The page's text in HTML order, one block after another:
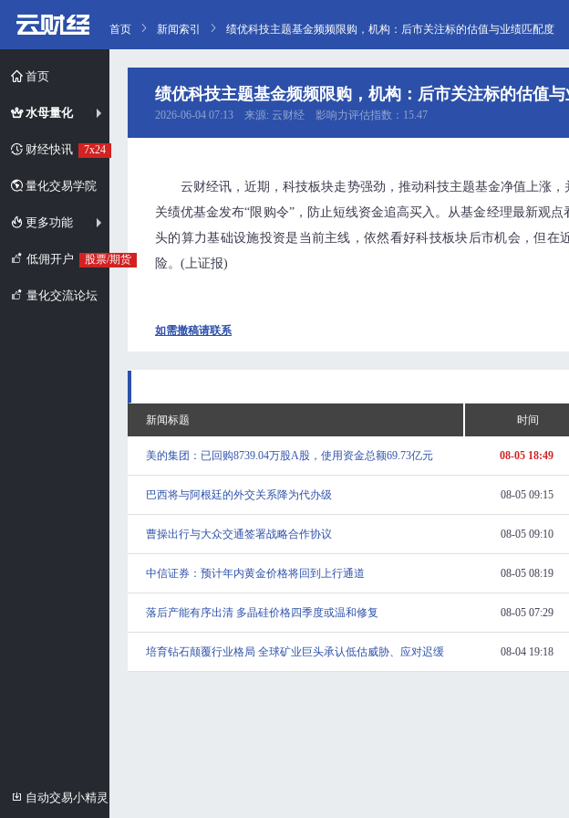
首页
水母量化
财经快讯 7x24
量化交易学院
更多功能
低佣开户 股票/期货
量化交流论坛
自动交易小精灵
首页 新闻索引 绩优科技主题基金频频限购，机构：后市关注标的估值与业绩匹配度
绩优科技主题基金频频限购，机构：后市关注标的估值
2026-06-04 07:13 来源: 云财经 影响力评估指数：15.47
云财经讯，近期，科技板块走势强劲，推动科技主题基金净值上涨
关绩优基金发布“限购令”，防止短线资金追高买入。从基金经理最新观
头的算力基础设施投资是当前主线，依然看好科技板块后市机会，但在
险。(上证报)
如需撤稿请联系
新闻标题 时间
美的集团：已回购8739.04万股A股，使用资金总额69.73亿元 08-05 18:49
巴西将与阿根廷的外交关系降为代办级 08-05 09:15
曹操出行与大众交通签署战略合作协议 08-05 09:10
中信证券：预计年内黄金价格将回到上行通道 08-05 08:19
落后产能有序出清 多晶硅价格四季度或温和修复 08-05 07:29
培育钻石颠覆行业格局 全球矿业巨头承认低估威胁、应对迟缓 08-04 19:18